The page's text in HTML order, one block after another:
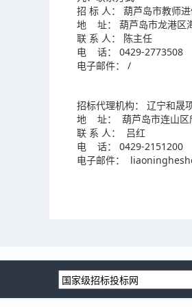
招 标 人： 葫芦岛市教师
地 址： 葫芦岛市龙港区
联 系 人： 陈主任
电 话： 0429-2773508
电子邮件： /
招标代理机构： 辽宁和晟
地 址： 葫芦岛市连山区
联 系 人： 吕红
电 话： 0429-2151200
电子邮件：